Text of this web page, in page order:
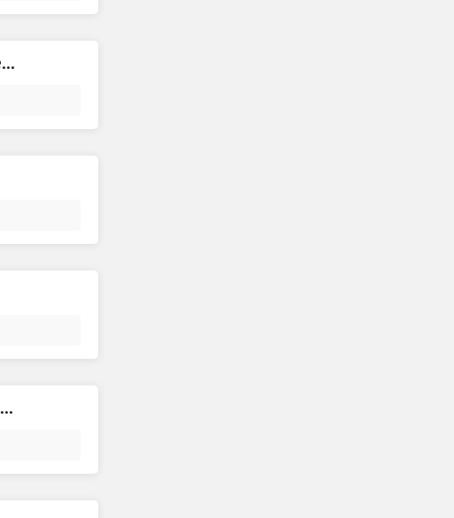
Yhteiskunnallisen kysymyksen ydinkohdat / Nykyisyyden ja tulevaisuuden elämänvaatimuksena
Yhteiskuntasopimuksesta, eli, Valtio-oikeuden johtavat aatteet